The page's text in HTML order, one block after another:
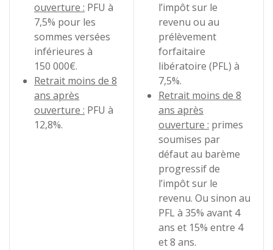
ouverture : PFU à
7,5% pour les
sommes versées
inférieures à
150 000€.
Retrait moins de 8
ans après
ouverture : PFU à
12,8%.
l’impôt sur le
revenu ou au
prélèvement
forfaitaire
libératoire (PFL) à
7,5%.
Retrait moins de 8
ans après
ouverture : primes
soumises par
défaut au barème
progressif de
l’impôt sur le
revenu. Ou sinon au
PFL à 35% avant 4
ans et 15% entre 4
et 8 ans.